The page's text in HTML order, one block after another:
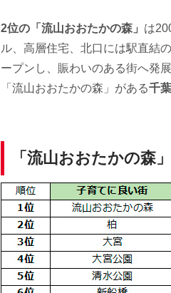
2位の「流山おおたかの森」 は
ル、高層住宅、北口には駅直結
ープンし、賑わいのある街へ発
「流山おおたかの森」がある千
「流山おおたかの森